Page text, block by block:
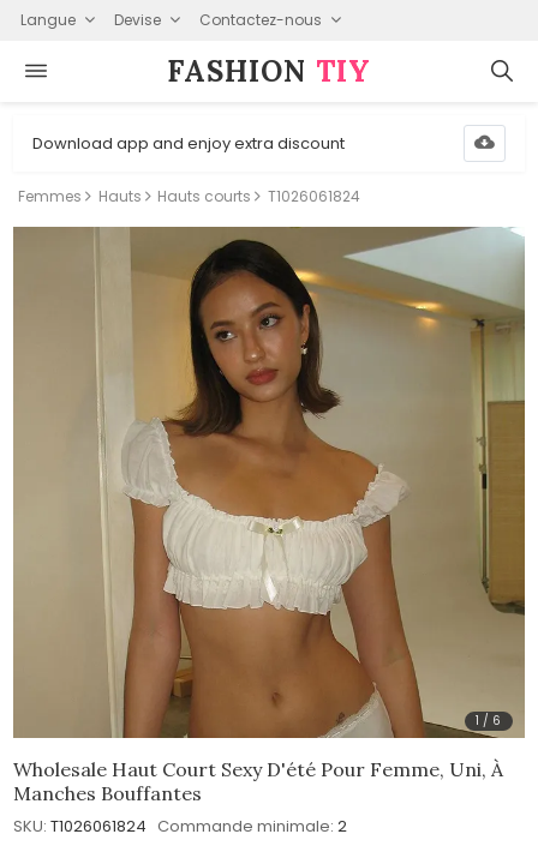
Langue Devise Contactez-nous
FASHION⁠ TIY
Download app and enjoy extra discount
Femmes Hauts Hauts courts T1026061824
1 / 6
Wholesale Haut Court Sexy D'été Pour Femme, Uni, À
Manches Bouffantes
SKU: T1026061824 Commande minimale: 2